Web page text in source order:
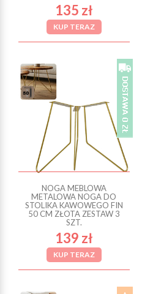
135 zł
KUP TERAZ
NOGA MEBLOWA
METALOWA NOGA DO
STOLIKA KAWOWEGO FIN
50 CM ZŁOTA ZESTAW 3
SZT.
139 zł
KUP TERAZ